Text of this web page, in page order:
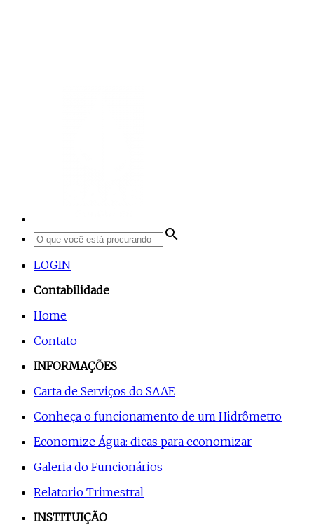
search
LOGIN
Contabilidade
Home
Contato
INFORMAÇÕES
Carta de Serviços do SAAE
Conheça o funcionamento de um Hidrômetro
Economize Água: dicas para economizar
Galeria do Funcionários
Relatorio Trimestral
INSTITUIÇÃO